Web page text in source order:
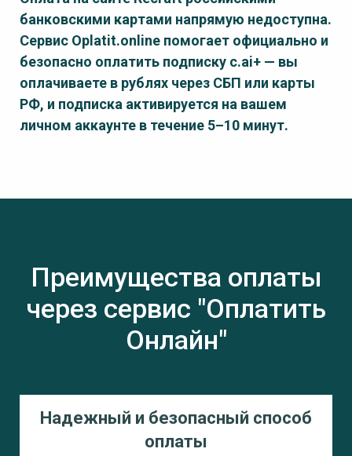
банковскими картами напрямую недоступна.
Сервис Oplatit.online помогает официально и
безопасно оплатить подписку c.ai+ — вы
оплачиваете в рублях через СБП или карты
РФ, и подписка активируется на вашем
личном аккаунте в течение 5–10 минут.
Преимущества оплаты
через сервис "Оплатить
Онлайн"
Надежный и безопасный способ
оплаты